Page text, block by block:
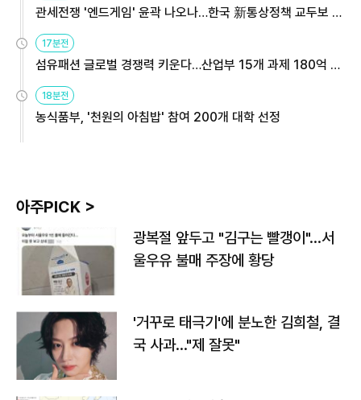
관세전쟁 '엔드게임' 윤곽 나오나…한국 新통상정책 교두보 활
용해야
17분전
섬유패션 글로벌 경쟁력 키운다…산업부 15개 과제 180억 지
원
18분전
농식품부, '천원의 아침밥' 참여 200개 대학 선정
아주PICK >
광복절 앞두고 "김구는 빨갱이"…서
울우유 불매 주장에 황당
'거꾸로 태극기'에 분노한 김희철, 결
국 사과…"제 잘못"